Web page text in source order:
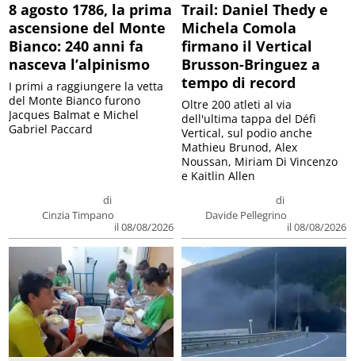
8 agosto 1786, la prima
ascensione del Monte
Bianco: 240 anni fa
nasceva l’alpinismo
di
Cinzia Timpano
il 08/08/2026
I primi a raggiungere la vetta
del Monte Bianco furono
Jacques Balmat e Michel
Gabriel Paccard
Trail: Daniel Thedy e
Michela Comola
firmano il Vertical
Brusson-Bringuez a
tempo di record
di
Davide Pellegrino
il 08/08/2026
Oltre 200 atleti al via
dell'ultima tappa del Défì
Vertical, sul podio anche
Mathieu Brunod, Alex
Noussan, Miriam Di Vincenzo
e Kaitlin Allen